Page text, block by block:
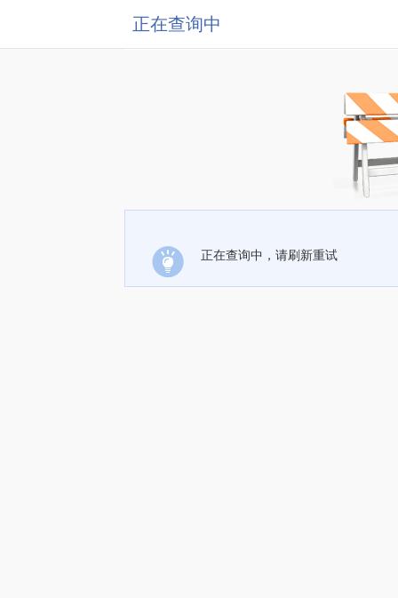
正在查询中
正在查询中，请刷新重试